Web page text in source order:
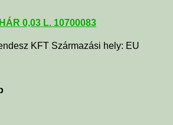
0,03 L. 10700083
KFT Származási hely: EU